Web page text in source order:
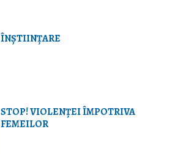
ÎNȘTIINȚARE
STOP! VIOLENŢEI ÎMPOTRIVA
FEMEILOR